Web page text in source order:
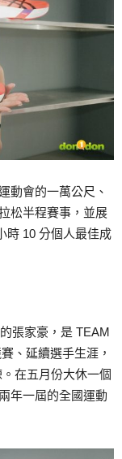
動會的一萬公尺、
松半程賽事，並展
時 10 分個人最佳成
張家豪，是 TEAM
、延續選手生涯，
在五月份大休一個
年一屆的全國運動